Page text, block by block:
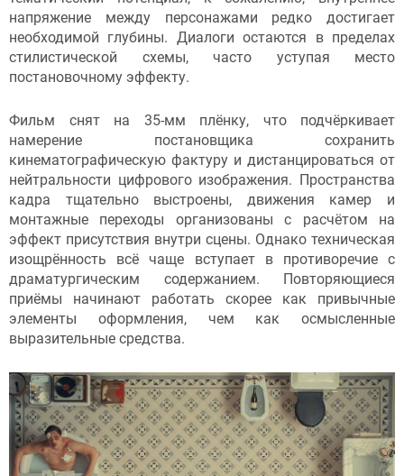
напряжение между персонажами редко достигает
необходимой глубины. Диалоги остаются в пределах
стилистической схемы, часто уступая место
постановочному эффекту.
Фильм снят на 35-мм плёнку, что подчёркивает
намерение постановщика сохранить
кинематографическую фактуру и дистанцироваться от
нейтральности цифрового изображения. Пространства
кадра тщательно выстроены, движения камер и
монтажные переходы организованы с расчётом на
эффект присутствия внутри сцены. Однако техническая
изощрённость всё чаще вступает в противоречие с
драматургическим содержанием. Повторяющиеся
приёмы начинают работать скорее как привычные
элементы оформления, чем как осмысленные
выразительные средства.